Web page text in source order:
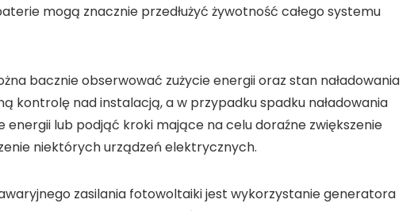
mogą znacznie przedłużyć żywotność całego systemu
bacznie obserwować zużycie energii oraz stan naładowania
kontrolę nad instalacją, a w przypadku spadku naładowania
energii lub podjąć kroki mające na celu doraźne zwiększenie
niektórych urządzeń elektrycznych.
zasilania fotowoltaiki jest wykorzystaniegeneratora